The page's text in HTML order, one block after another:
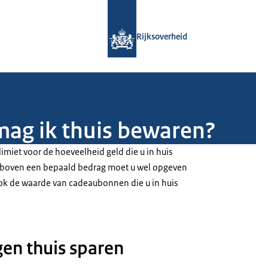
Rijksoverheid
ik thuis bewaren?
voor de hoeveelheid geld die u in huis
een bepaald bedrag moet u wel opgeven
de waarde van cadeaubonnen die u in huis
thuis sparen